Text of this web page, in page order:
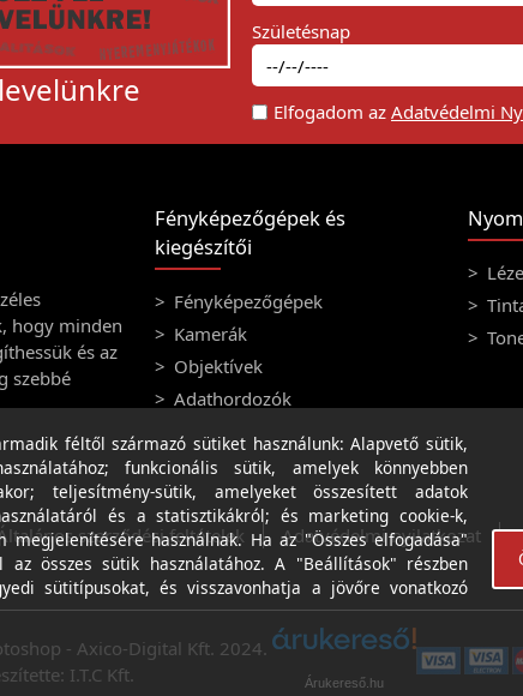
Születésnap
Elfogadom az Adatvédelmi
hogy minden
és az
szebbé
Fényképezőgépek és
kiegészítői
Fényképezőgépek
Kamerák
Objektívek
Adathordozók
szerződési feltételek Adatvédelmi nyilatkozat
Árukereső.hu
- Axico-Digital Kft. 2024.
I.T.C Kft.
féltől származó sütiket használunk: Alapvető sütik,
funkcionális sütik, amelyek könnyebben
teljesítmény-sütik, amelyeket összesített adatok
és a statisztikákról; és marketing cookie-k,
használnak. Ha az "Összes elfogadása"
az összes sütik használatához. A "Beállítások" részben
sütitípusokat, és visszavonhatja a jövőre vonatkozó